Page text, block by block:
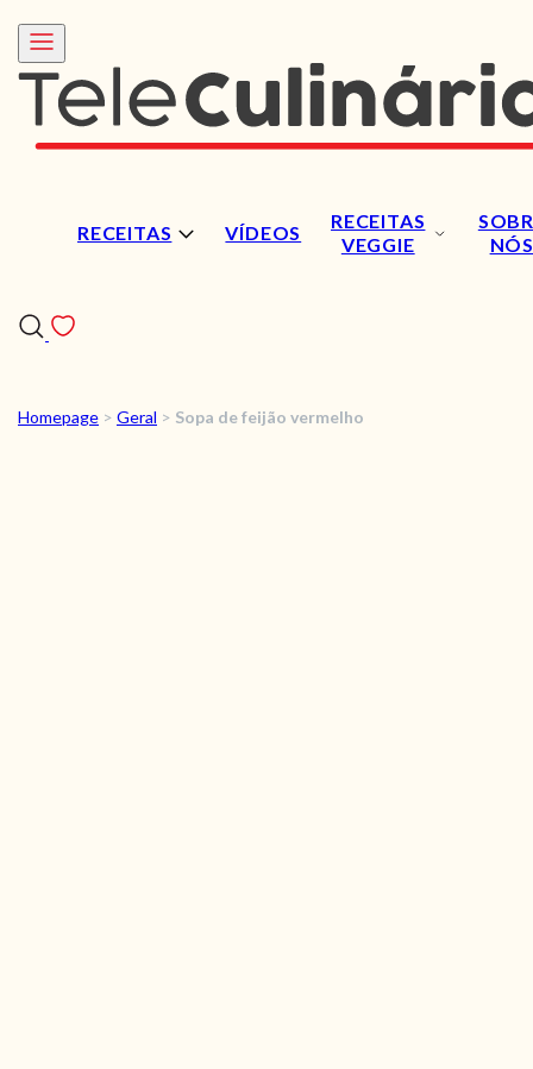
RECEITAS VÍDEOS
RECEITAS
VEGGIE
NÓS
RECEITAS
Homepage > Geral > Sopa de feijão vermelho